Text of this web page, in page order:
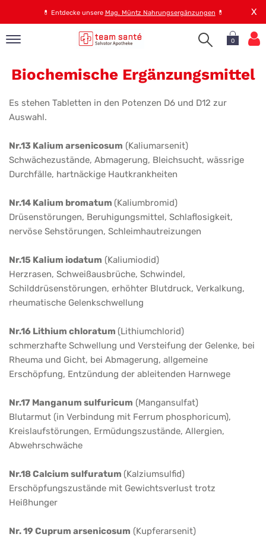
💊 Entdecke unsere Mag. Müntz Nahrungsergänzungen 💊 X
0
Ergänzungsmittel
Biochemische Ergänzungsmittel
Es stehen Tabletten in den Potenzen D6 und D12 zur
Auswahl.
Nr.13 Kalium arsenicosum (Kaliumarsenit)
Schwächezustände, Abmagerung, Bleichsucht, wässrige
Durchfälle, hartnäckige Hautkrankheiten
Nr.14 Kalium bromatum (Kaliumbromid)
Drüsenstörungen, Beruhigungsmittel, Schlaflosigkeit,
nervöse Sehstörungen, Schleimhautreizungen
Nr.15 Kalium iodatum (Kaliumiodid)
Herzrasen, Schweißausbrüche, Schwindel,
Schilddrüsenstörungen, erhöhter Blutdruck, Verkalkung,
rheumatische Gelenkschwellung
Nr.16 Lithium chloratum (Lithiumchlorid)
schmerzhafte Schwellung und Versteifung der Gelenke, bei
Rheuma und Gicht, bei Abmagerung, allgemeine
Erschöpfung, Entzündung der ableitenden Harnwege
Nr.17 Manganum sulfuricum (Mangansulfat)
Blutarmut (in Verbindung mit Ferrum phosphoricum),
Kreislaufstörungen, Ermüdungszustände, Allergien,
Abwehrschwäche
Nr.18 Calcium sulfuratum (Kalziumsulfid)
Erschöpfungszustände mit Gewichtsverlust trotz
Heißhunger
Nr. 19 Cuprum arsenicosum (Kupferarsenit)